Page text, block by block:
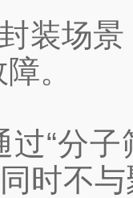
场景
。
分子
时不